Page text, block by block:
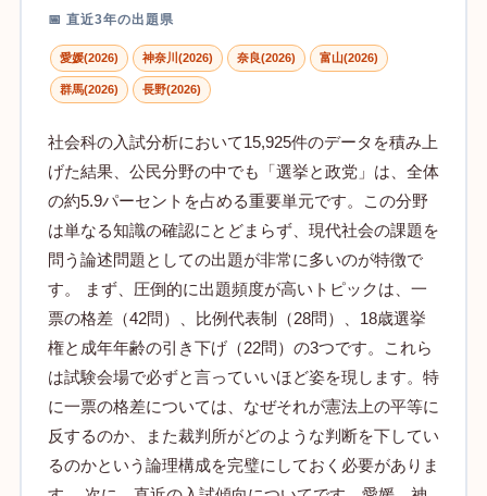
📅 直近3年の出題県
愛媛(2026) 神奈川(2026) 奈良(2026) 富山(2026)
群馬(2026) 長野(2026)
社会科の入試分析において15,925件のデータを積み上
げた結果、公民分野の中でも「選挙と政党」は、全体
の約5.9パーセントを占める重要単元です。この分野
は単なる知識の確認にとどまらず、現代社会の課題を
問う論述問題としての出題が非常に多いのが特徴で
す。 まず、圧倒的に出題頻度が高いトピックは、一
票の格差（42問）、比例代表制（28問）、18歳選挙
権と成年年齢の引き下げ（22問）の3つです。これら
は試験会場で必ずと言っていいほど姿を現します。特
に一票の格差については、なぜそれが憲法上の平等に
反するのか、また裁判所がどのような判断を下してい
るのかという論理構成を完璧にしておく必要がありま